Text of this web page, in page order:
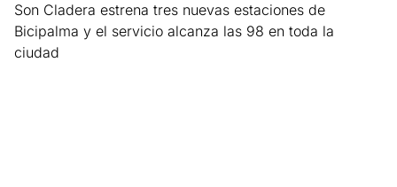
Son Cladera estrena tres nuevas estaciones de
Bicipalma y el servicio alcanza las 98 en toda la
ciudad